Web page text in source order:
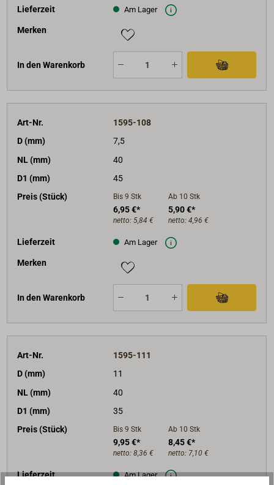
Lieferzeit Am Lager
Merken
In den Warenkorb
Art-Nr.
1595-108
D (mm)
7,5
NL (mm)
40
D1 (mm)
45
Preis (Stück)
Bis 9 Stk
6,95 €*
netto: 5,84 €
Ab 10 Stk
5,90 €*
netto: 4,96 €
Lieferzeit Am Lager
Merken
In den Warenkorb
Art-Nr.
1595-111
D (mm)
11
NL (mm)
40
D1 (mm)
35
Preis (Stück)
Bis 9 Stk
9,95 €*
netto: 8,36 €
Ab 10 Stk
8,45 €*
netto: 7,10 €
Lieferzeit Am Lager